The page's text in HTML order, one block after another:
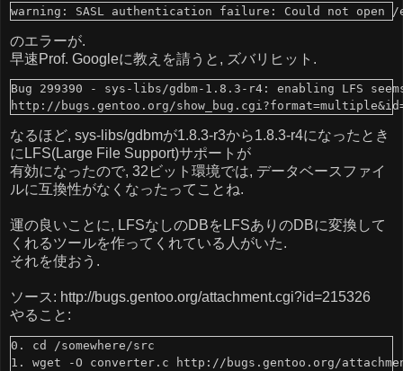
のエラーが.
早速Prof. Googleに教えを請うと, ズバリヒット.
Bug 299390 - sys-libs/gdbm-1.8.3-r4: enabling LFS
なるほど, sys-libs/gdbmが1.8.3-r3から1.8.3-r4になったとき
にLFS(Large File Support)サポートが
有効になったので, 32ビット環境では, データベースファイ
ルに互換性がなくなったってことね.
運の良いことに, LFSなしのDBをLFSありのDBに変換して
くれるツールを作ってくれている人がいた.
それを使おう.
ソース: http://bugs.gentoo.org/attachment.cgi?id=215326
やること:
0. cd /somewhere/src
1. wget -O converter.c http://bugs.gentoo.org/